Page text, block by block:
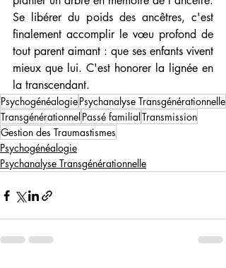
Se libérer du poids des ancêtres, c'est
finalement accomplir le vœu profond de
tout parent aimant : que ses enfants vivent
mieux que lui. C'est honorer la lignée en
la transcendant.
PsychogénéalogiePsychanalyse Transgénérationnelle
TransgénérationnelPassé familialTransmission
Gestion des Traumastismes
Psychogénéalogie
Psychanalyse Transgénérationnelle